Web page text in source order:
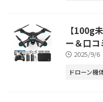
【100g
ー＆口コ
2025/9/6
ドローン機